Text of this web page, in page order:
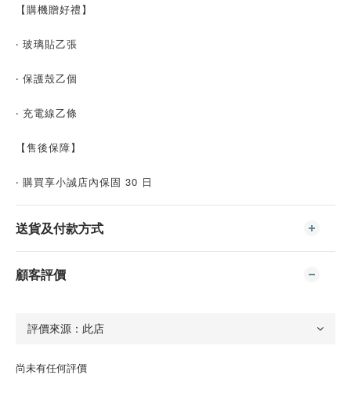
【購機贈好禮】
‧ 玻璃貼乙張
‧ 保護殼乙個
‧ 充電線乙條
【售後保障】
‧ 購買享小誠店內保固 30 日
送貨及付款方式
顧客評價
尚未有任何評價